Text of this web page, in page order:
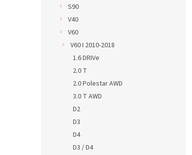
S90
V40
V60
V60 I 2010-2018
1.6 DRIVe
2.0 T
2.0 Polestar AWD
3.0 T AWD
D2
D3
D4
D3 / D4